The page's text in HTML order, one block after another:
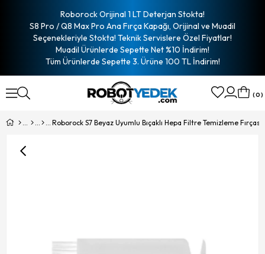
Roborock Orijinal 1 LT Deterjan Stokta!
S8 Pro / Q8 Max Pro Ana Fırça Kapağı, Orijinal ve Muadil
Seçenekleriyle Stokta! Teknik Servislere Özel Fiyatlar!
Muadil Ürünlerde Sepette Net %10 İndirim!
Tüm Ürünlerde Sepette 3. Ürüne 100 TL İndirim!
0
Roborock S7 Beyaz Uyumlu Bıçaklı Hepa Filtre Temizleme Fırçası